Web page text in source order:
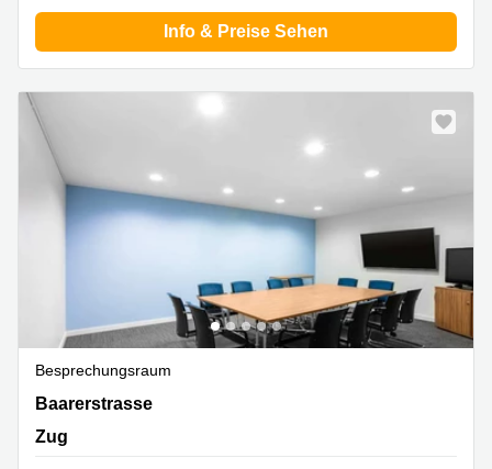
Info & Preise Sehen
Besprechungsraum
Baarerstrasse 14-16,2. Stock, Zug
Baarerstrasse
Zug